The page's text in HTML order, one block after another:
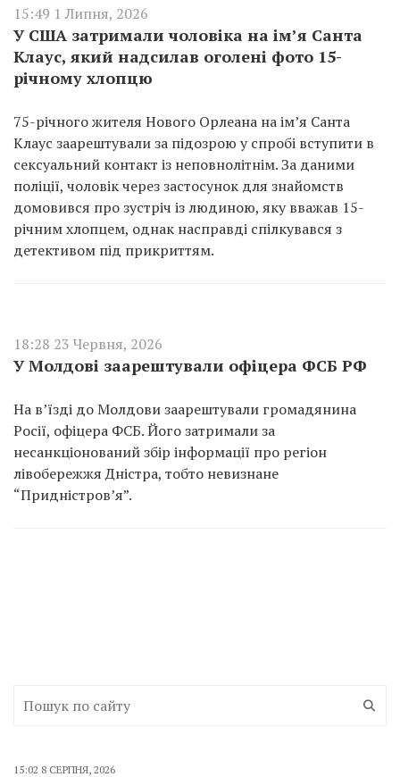
15:49 1 Липня, 2026
У США затримали чоловіка на ім’я Санта
Клаус, який надсилав оголені фото 15-
річному хлопцю
75-річного жителя Нового Орлеана на ім’я Санта
Клаус заарештували за підозрою у спробі вступити в
сексуальний контакт із неповнолітнім. За даними
поліції, чоловік через застосунок для знайомств
домовився про зустріч із людиною, яку вважав 15-
річним хлопцем, однак насправді спілкувався з
детективом під прикриттям.
18:28 23 Червня, 2026
У Молдові заарештували офіцера ФСБ РФ
На в’їзді до Молдови заарештували громадянина
Росії, офіцера ФСБ. Його затримали за
несанкціонований збір інформації про регіон
лівобережжя Дністра, тобто невизнане
“Придністров’я”.
15:02 8 СЕРПНЯ, 2026